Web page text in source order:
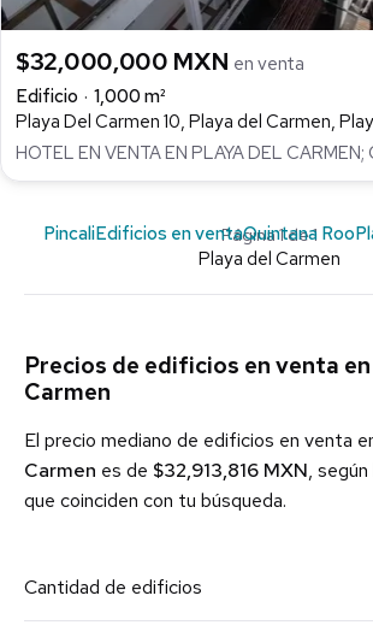
$32,000,000 MXN en venta
Edificio
1,000 m²
Playa Del Carmen 10, Playa del Carmen,
HOTEL EN VENTA EN PLAYA DEL CARMEN;
Página 1 de 1
PincaliEdificios en ventaQuintana Roo
Playa del Carmen
Precios de edificios en venta
Carmen
El precio mediano de edificios en venta
Carmen es de $32,913,816 MXN, según
que coinciden con tu búsqueda.
Cantidad de edificios